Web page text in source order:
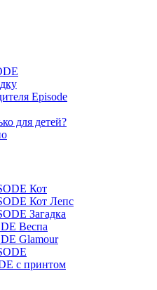
Episode
для детей?
Кот
Кот Лепс
Загадка
Веспа
Glamour
с принтом